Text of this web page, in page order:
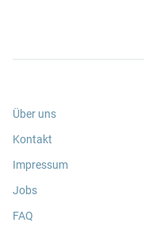
Über uns
Kontakt
Impressum
Jobs
FAQ